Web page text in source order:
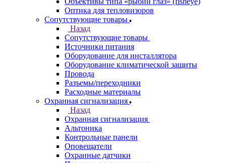
Оптика для тепловизоров
Сопутствующие товары
Назад
Сопутствующие товары
Источники питания
Оборудование для инсталлятора
Оборудование климатической защиты
Провода
Разъемы/переходники
Расходные материалы
Охранная сигнализация
Назад
Охранная сигнализация
Альтоника
Контрольные панели
Оповещатели
Охранные датчики